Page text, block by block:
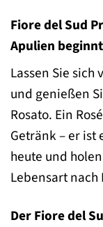
Fiore del Sud
Apulien
Lassen Sie sich
und genießen
Rosato. Ein
Getränk – er ist
heute und
Lebensart nach
Der Fiore del